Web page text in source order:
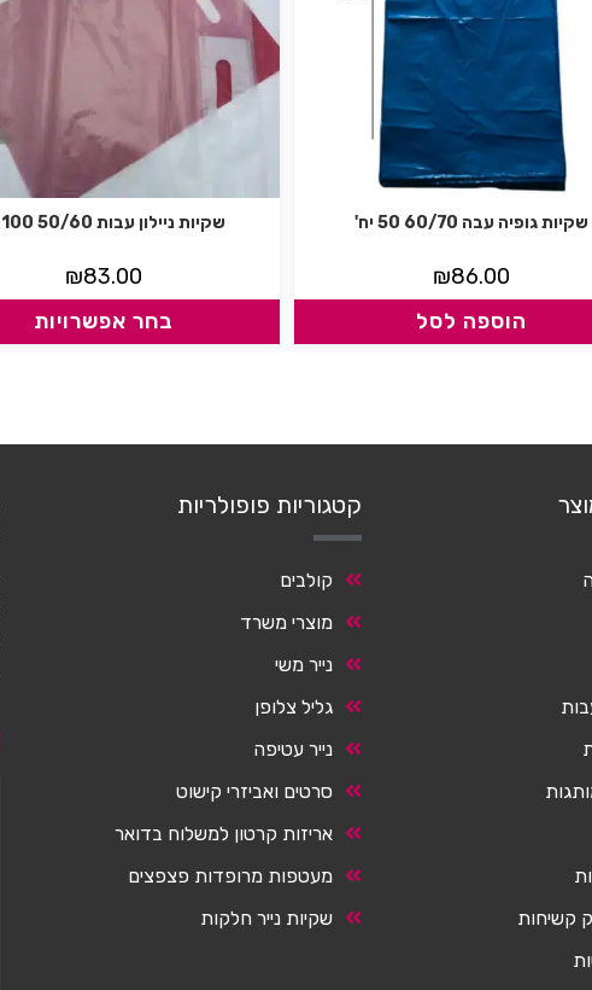
שקיות גופיה עבה 60/70 50 יח'
₪86.00
הוספה לסל
שקיות ניילון עבות 50/60 100 יח
₪83.00
בחר אפשרויות
קשיחות
קטגוריות פופולריות
קולבים
מוצרי משרד
נייר משי
גליל צלופן
נייר עטיפה
סרטים ואביזרי קישוט
אריזות קרטון למשלוח בדואר
מעטפות מרופדות פצפצים
שקיות נייר חלקות